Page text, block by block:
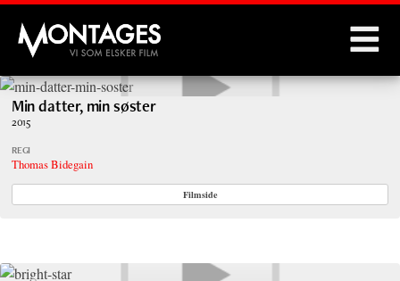
Montages
Min datter, min søster
2015
REGI
Thomas Bidegain
Filmside